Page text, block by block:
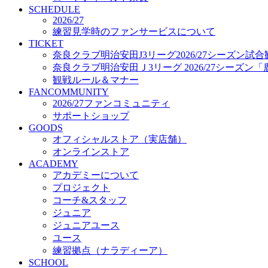
プロジェクト
コーチ&スタッフ
ジュニア
ジュニアユース
ユース
練習拠点（ナラディーア）
SCHOOL
CLUB
2026/27 パートナー企業
パートナー募集
クラブ理念
クラブ情報
サステナビリティ
Web制作支援
応援プロジェクト
SCHEDULE
2026/27
練習見学時のファンサービスについて
TICKET
奈良クラブ明治安田J3リーグ2026/27シーズン試合
奈良クラブ明治安田Ｊ3リーグ 2026/27シーズン「
観戦ルール＆マナー
FANCOMMUNITY
2026/27ファンコミュニティ
サポートショップ
GOODS
オフィシャルストア（実店舗）
オンラインストア
ACADEMY
アカデミーについて
プロジェクト
コーチ&スタッフ
ジュニア
ジュニアユース
ユース
練習拠点（ナラディーア）
SCHOOL